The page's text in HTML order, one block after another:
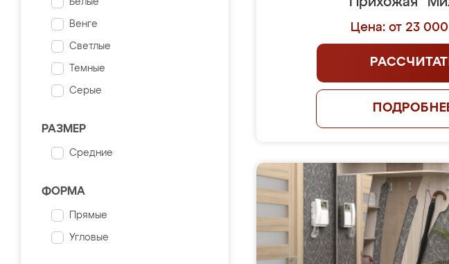
Белые
Венге
Светлые
Темные
Серые
РАЗМЕР
Средние
ФОРМА
Прямые
Угловые
Цена: от 23